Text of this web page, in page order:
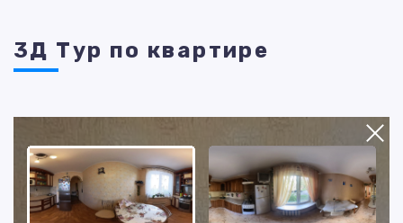
3Д Тур по квартире